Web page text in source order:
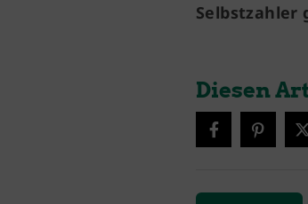
Selbstzahler
Diesen